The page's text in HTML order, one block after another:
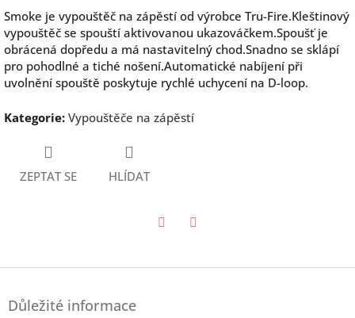
Smoke je vypouštěč na zápěstí od výrobce Tru-Fire.Kleštinový
vypouštěč se spouští aktivovanou ukazováčkem.Spoušť je
obrácená dopředu a má nastavitelný chod.Snadno se sklápí
pro pohodlné a tiché nošení.Automatické nabíjení při
uvolnění spouště poskytuje rychlé uchycení na D-loop.
Kategorie: Vypouštěče na zápěstí
ZEPTAT SE HLÍDAT
Důležité informace